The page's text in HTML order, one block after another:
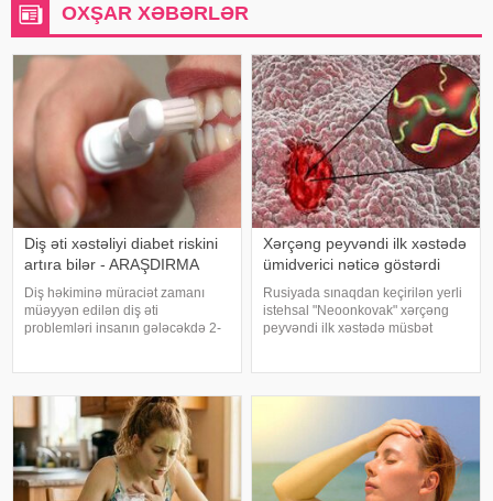
OXŞAR XƏBƏRLƏR
Diş əti xəstəliyi diabet riskini
artıra bilər - ARAŞDIRMA
Diş həkiminə müraciət zamanı
müəyyən edilən diş əti
problemləri insanın gələcəkdə 2-
Health" jurnalında dərc olunan v
Xərçəng peyvəndi ilk xəstədə
ümidverici nəticə göstərdi
Rusiyada sınaqdan keçirilən yerli
istehsal "Neoonkovak" xərçəng
peyvəndi ilk xəstədə müsbət
Epidemiologiya və Mikrobiologiya